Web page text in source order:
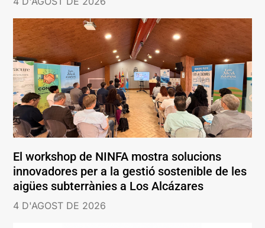
El workshop de NINFA mostra solucions
innovadores per a la gestió sostenible de les
aigües subterrànies a Los Alcázares
4 D'AGOST DE 2026